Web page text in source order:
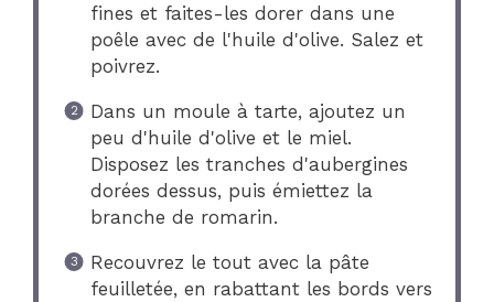
fines et faites-les dorer dans une
poêle avec de l'huile d'olive. Salez et
poivrez.
Dans un moule à tarte, ajoutez un
peu d'huile d'olive et le miel.
Disposez les tranches d'aubergines
dorées dessus, puis émiettez la
branche de romarin.
Recouvrez le tout avec la pâte
feuilletée, en rabattant les bords vers